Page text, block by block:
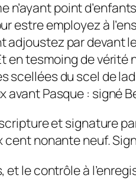
point
estre employez à
par devant
tesmoing de
scellées du scel de
Pasque : signé
et signature
nonante neuf.
le contrôle à